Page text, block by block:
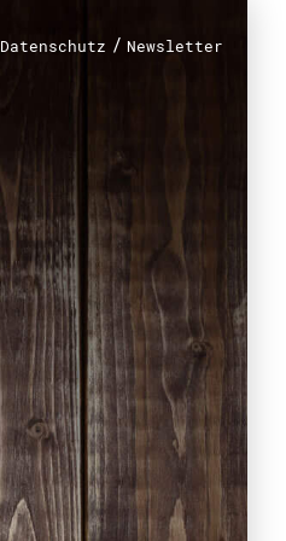
Datenschutz / Newsletter